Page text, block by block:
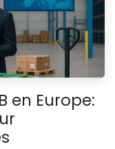
en Europe: